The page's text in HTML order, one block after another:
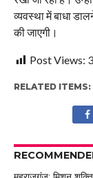
व्यवस्था में बाधा
की जाएगी।
Post Views:
RELATED ITEMS: